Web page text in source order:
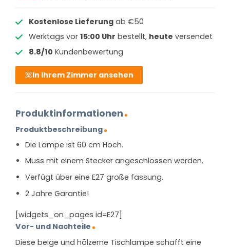
Kostenlose Lieferungab €50
Werktags vor 15:00 Uhr bestellt, heute versendet
8.8/10 Kundenbewertung
In Ihrem Zimmer ansehen
Produktinformationen
Produktbeschreibung
Die Lampe ist 60 cm Hoch.
Muss mit einem Stecker angeschlossen werden.
Verfügt über eine E27 große fassung.
2 Jahre Garantie!
[widgets_on_pages id=E27]
Vor- und Nachteile
Diese beige und hölzerne Tischlampe schafft eine